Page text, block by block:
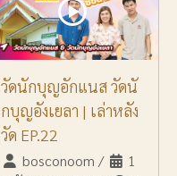
วัดนักบุญอักแนส วัดนั
กบุญอังเยลา | เล่าหลัง
วัด EP.22
bosconoom /
1